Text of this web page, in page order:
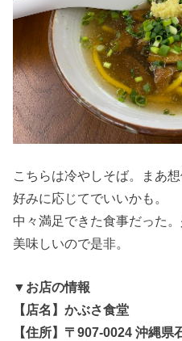
こちらは冷やしそば。まあ
好みに応じてでいいかも。
中々満足できた食事だった
美味しいので是非。
▼お店の情報
【店名】かぶさ食堂
【住所】〒907-0024 沖縄県